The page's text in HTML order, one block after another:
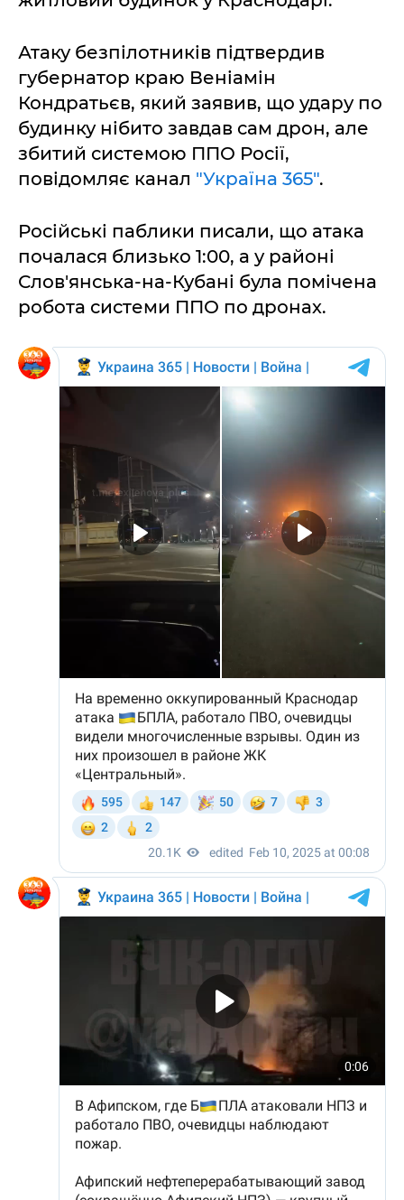
Атаку безпілотників підтвердив
губернатор краю Веніамін
Кондратьєв, який заявив, що удару по
будинку нібито завдав сам дрон, але
збитий системою ППО Росії,
повідомляє канал "Україна 365".
Російські паблики писали, що атака
почалася близько 1:00, а у районі
Слов'янська-на-Кубані була помічена
робота системи ППО по дронах.